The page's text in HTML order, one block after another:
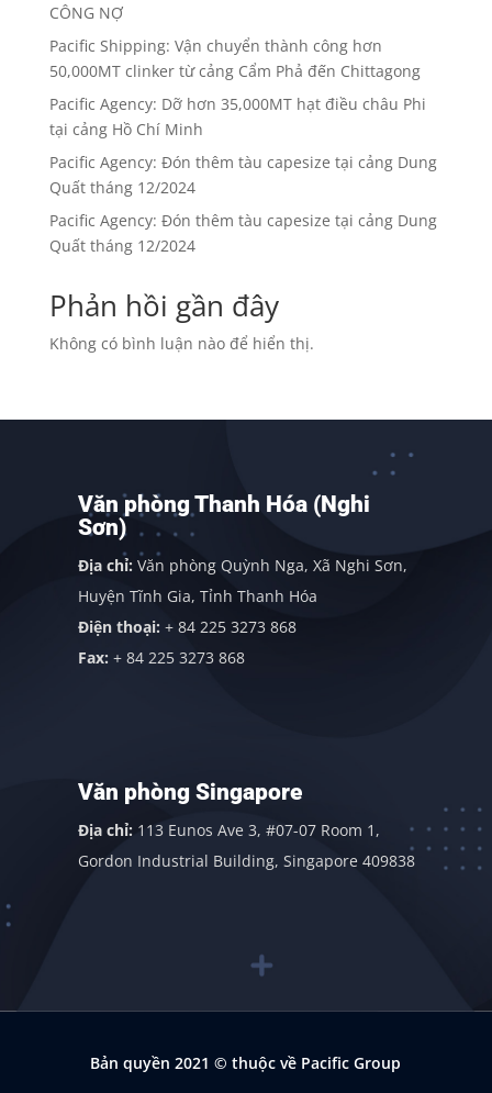
CÔNG NỢ
Pacific Shipping: Vận chuyển thành công hơn
50,000MT clinker từ cảng Cẩm Phả đến Chittagong
Pacific Agency: Dỡ hơn 35,000MT hạt điều châu Phi
tại cảng Hồ Chí Minh
Pacific Agency: Đón thêm tàu capesize tại cảng Dung
Quất tháng 12/2024
Pacific Agency: Đón thêm tàu capesize tại cảng Dung
Quất tháng 12/2024
Phản hồi gần đây
Không có bình luận nào để hiển thị.
Văn phòng Thanh Hóa (Nghi
Sơn)
Địa chỉ: Văn phòng Quỳnh Nga, Xã Nghi Sơn,
Huyện Tĩnh Gia, Tỉnh Thanh Hóa
Điện thoại:+ 84 225 3273 868
Fax:+ 84 225 3273 868
Văn phòng Singapore
Địa chỉ: 113 Eunos Ave 3, #07-07 Room 1,
Gordon Industrial Building, Singapore 409838
Bản quyền 2021© thuộc về Pacific Group